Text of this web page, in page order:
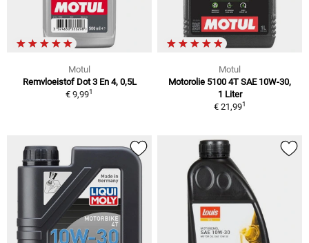
Motul
Remvloeistof Dot 3 En 4, 0,5L
€ 9,991
Motul
Motorolie 5100 4T SAE 10W-30,
1 Liter
€ 21,991